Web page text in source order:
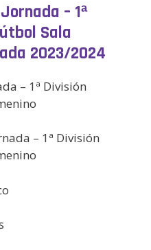
– 1ª
Sala
2023/2024
– 1ª División
– 1ª División